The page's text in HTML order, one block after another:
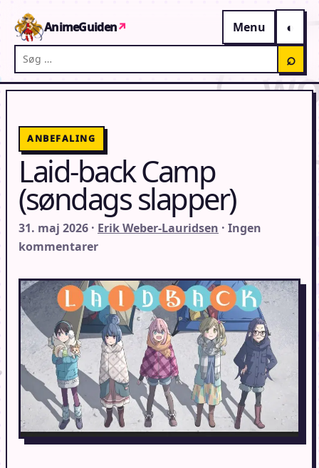
AnimeGuiden↗
Menu
Søg på AnimeGuiden
⌕
ANBEFALING
Laid-back Camp
(søndags slapper)
31. maj 2026 · Erik Weber-Lauridsen · Ingen
kommentarer